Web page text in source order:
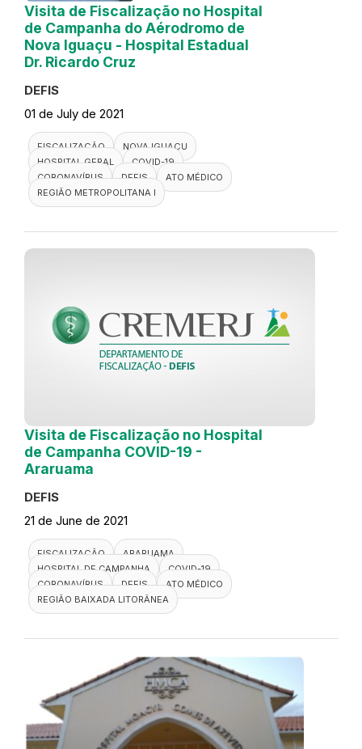
Visita de Fiscalização no Hospital
de Campanha do Aérodromo de
Nova Iguaçu - Hospital Estadual
Dr. Ricardo Cruz
DEFIS
01 de July de 2021
FISCALIZAÇÃO
NOVA IGUAÇU
HOSPITAL GERAL
COVID-19
CORONAVÍRUS
DEFIS
ATO MÉDICO
REGIÃO METROPOLITANA I
Visita de Fiscalização no Hospital
de Campanha COVID-19 -
Araruama
DEFIS
21 de June de 2021
FISCALIZAÇÃO
ARARUAMA
HOSPITAL DE CAMPANHA
COVID-19
CORONAVÍRUS
DEFIS
ATO MÉDICO
REGIÃO BAIXADA LITORÂNEA